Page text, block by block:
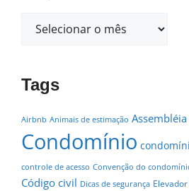
Tags
Airbnb Animais de estimação Assembléia
Condomínio
controle de acesso Convenção do
Código civil Dicas de segurança Elevador